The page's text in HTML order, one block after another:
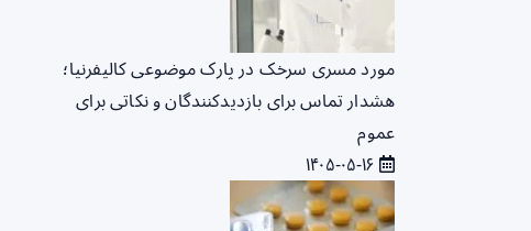
مورد مسری سرخک در پارک موضوعی کالیفرنیا؛
هشدار تماس برای بازدیدکنندگان و نکاتی برای
عموم